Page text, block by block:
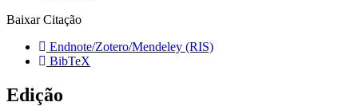
Baixar Citação
Endnote/Zotero/Mendeley (RIS)
BibTeX
Edição